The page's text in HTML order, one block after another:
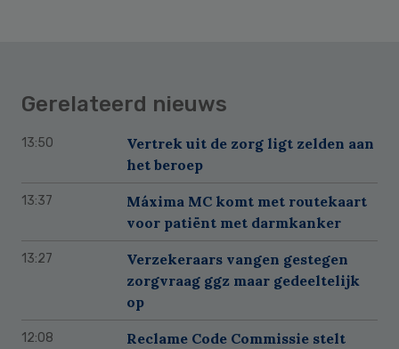
Gerelateerd nieuws
13:50
Vertrek uit de zorg ligt zelden aan
het beroep
13:37
Máxima MC komt met routekaart
voor patiënt met darmkanker
13:27
Verzekeraars vangen gestegen
zorgvraag ggz maar gedeeltelijk
op
12:08
Reclame Code Commissie stelt